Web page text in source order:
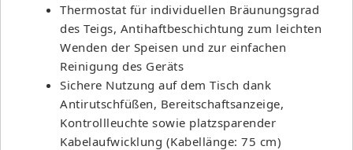
Thermostat für individuellen Bräunungsgrad
des Teigs, Antihaftbeschichtung zum leichten
Wenden der Speisen und zur einfachen
Reinigung des Geräts
Sichere Nutzung auf dem Tisch dank
Antirutschfüßen, Bereitschaftsanzeige,
Kontrollleuchte sowie platzsparender
Kabelaufwicklung (Kabellänge: 75 cm)